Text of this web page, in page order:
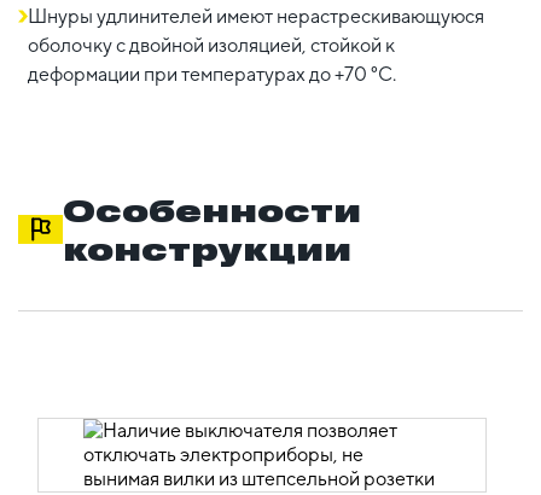
Шнуры удлинителей имеют нерастрескивающуюся
оболочку с двойной изоляцией, стойкой к
деформации при температурах до +70 °С.
Особенности
конструкции